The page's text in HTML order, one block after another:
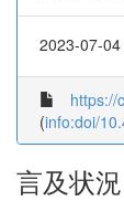
2023-07-
https://
(info:doi/
言及状況